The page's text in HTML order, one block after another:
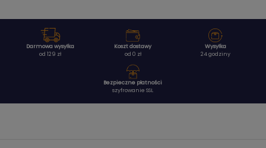
Darmowa wysyłka
od 129 zł
Koszt dostawy
od 0 zł
Wysyłka
24 godziny
Bezpieczne płatności
szyfrowanie SSL